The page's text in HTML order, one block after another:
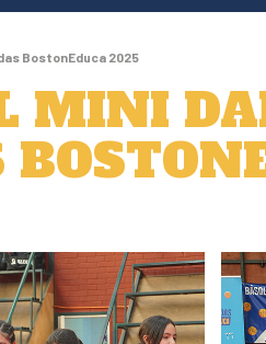
BostonEduca 2025
MINI